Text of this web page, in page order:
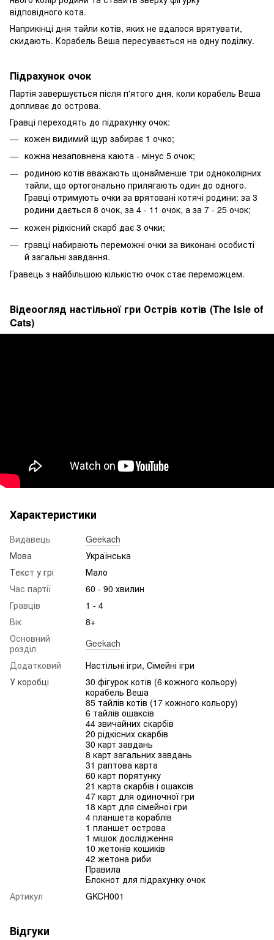
відповідного кота.
Наприкінці дня тайли котів, яких не вдалося врятувати,
скидають. Корабель Веша пересувається на одну поділку.
Підрахунок очок
Партія завершується після п'ятого дня, коли корабель Веша
допливає до острова.
Гравці переходять до підрахунку очок:
кожен видимий щур забирає 1 очко;
кожна незаповнена каюта - мінус 5 очок;
родиною котів вважають щонайменше три одноколірних
тайли, що ортогонально прилягають один до одного.
Гравці отримують очки за врятовані котячі родини: за 3
родини дається 8 очок, за 4 - 11 очок, а за 7 - 25 очок;
кожен рідкісний скарб дає 3 очки;
гравці набирають переможні очки за виконані особисті
й загальні завдання.
Гравець з найбільшою кількістю очок стає переможцем.
Відеоогляд настільної гри Острів котів (The Isle of
Cats)
Характеристики
Видавець
Geekach
Мова
Українська
Текст у грі
Мало
Час партії
60 - 90 хвилин
Гравців
1 - 4
Вік
8+
Основний
розділ
Geekach
Додатковий
Настільні ігри, Сімейні ігри
У коробці
30 фігурок котів (6 кожного кольору)
корабель Веша
85 тайлів котів (17 кожного кольору)
6 тайлів ошаксів
44 звичайних скарбів
20 рідкісних скарбів
30 карт завдань
8 карт загальних завдань
31 раптова карта
60 карт порятунку
21 карта скарбів і ошаксів
47 карт для одиночної гри
18 карт для сімейної гри
4 планшета кораблів
1 планшет острова
1 мішок дослідження
10 жетонів кошиків
42 жетона риби
Правила
Блокнот для підрахунку очок
Артикул
GKCH001
Відгуки